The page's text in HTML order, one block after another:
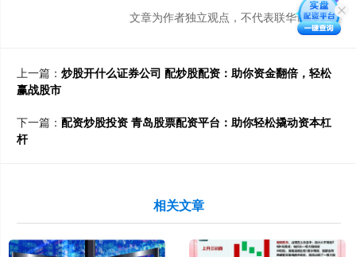
文章为作者独立观点，不代表联华证券观点
上一篇： 炒股开什么证券公司 配炒股配资：助你资金翻倍，轻松
赢战股市
下一篇： 配资炒股投资 青岛股票配资平台：助你轻松撬动资本杠
杆
相关文章